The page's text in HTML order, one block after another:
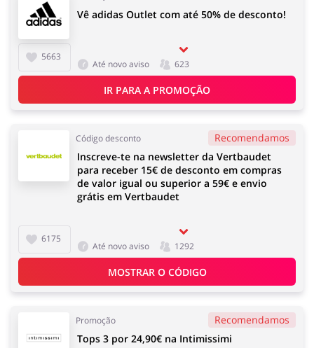
5663
Vê adidas Outlet com até 50% de desconto!
Até novo aviso 623
IR PARA A PROMOÇÃO
Código desconto Recomendamos
6175
Inscreve-te na newsletter da Vertbaudet
para receber 15€ de desconto em compras
de valor igual ou superior a 59€ e envio
grátis em Vertbaudet
Até novo aviso 1292
MOSTRAR O CÓDIGO
Promoção Recomendamos
Tops 3 por 24,90€ na Intimissimi